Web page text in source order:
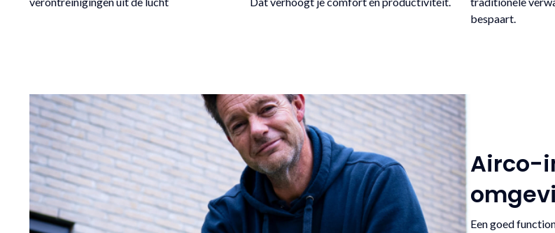
bespaart.
Airco-
Een goed